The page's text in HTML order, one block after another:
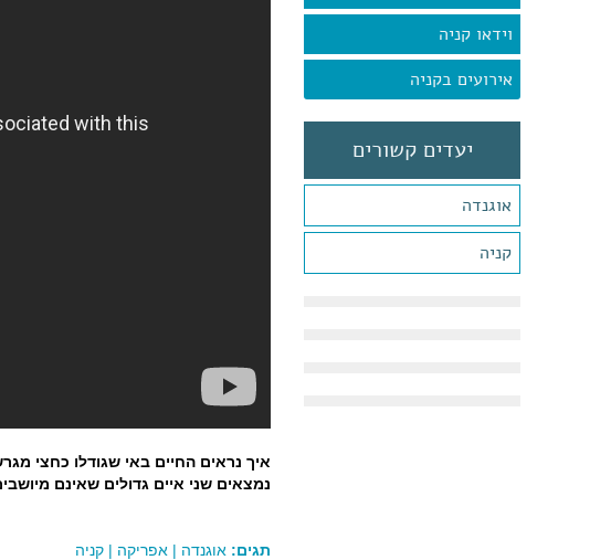
וידאו קניה
אירועים בקניה
יעדים קשורים
אוגנדה
קניה
איך נראים החיים באי שגודלו כחצי
נמצאים שני איים גדולים שאינם
תגים: אוגנדה | אפריקה | קניה